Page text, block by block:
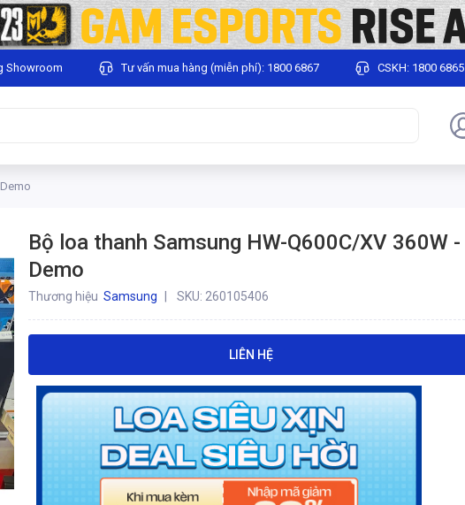
Showroom Tư vấn mua hàng (miễn phí): 1800 6867 CSKH: 1800 6865
Bộ loa thanh Samsung HW-Q600C/XV 360W -
Demo
Thương hiệu Samsung SKU: 260105406
LIÊN HỆ